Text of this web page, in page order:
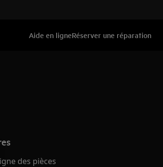
Aide en ligneRéserver une réparation
des pièces